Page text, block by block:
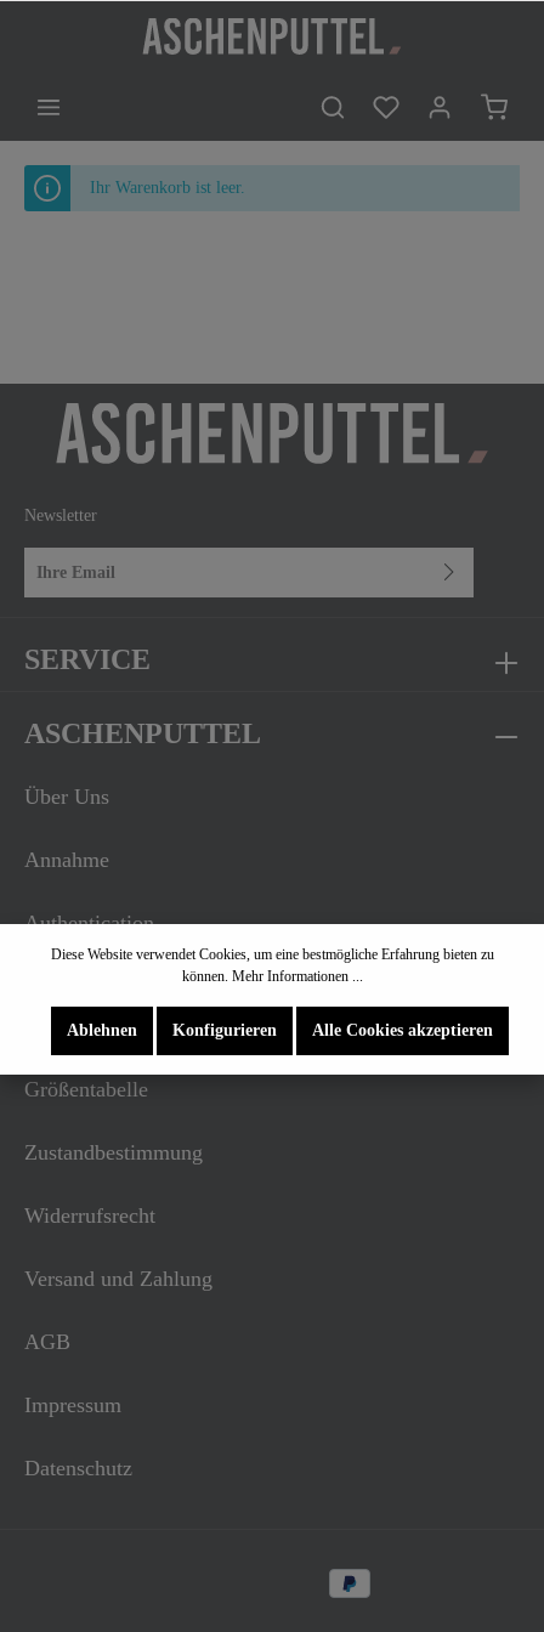
Ihr Warenkorb ist leer.
Newsletter
SERVICE
ASCHENPUTTEL
Über Uns
Annahme
Authentication
INFORMATIONEN
Größentabelle
Zustandbestimmung
Widerrufsrecht
Versand und Zahlung
AGB
Impressum
Datenschutz
Diese Website verwendet Cookies, um eine bestmögliche Erfahrung bieten zu
können. Mehr Informationen ...
Ablehnen Konfigurieren Alle Cookies akzeptieren